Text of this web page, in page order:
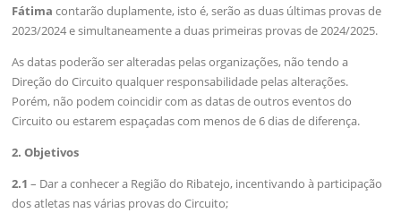
Fátima contarão duplamente, isto é, serão as duas últimas provas de
2023/2024 e simultaneamente a duas primeiras provas de 2024/2025.
As datas poderão ser alteradas pelas organizações, não tendo a
Direção do Circuito qualquer responsabilidade pelas alterações.
Porém, não podem coincidir com as datas de outros eventos do
Circuito ou estarem espaçadas com menos de 6 dias de diferença.
2. Objetivos
2.1 – Dar a conhecer a Região do Ribatejo, incentivando à participação
dos atletas nas várias provas do Circuito;